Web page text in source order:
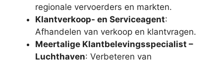
regionale vervoerders en markten.
Klantverkoop- en Serviceagent:
Afhandelen van verkoop en klantvragen.
Meertalige Klantbelevingsspecialist –
Luchthaven: Verbeteren van